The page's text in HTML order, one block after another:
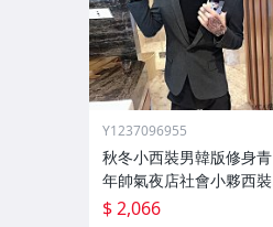
Y1237096955
秋冬小西裝男韓版修身青
年帥氣夜店社會小夥西裝
髮型師外套潮
$ 2,066